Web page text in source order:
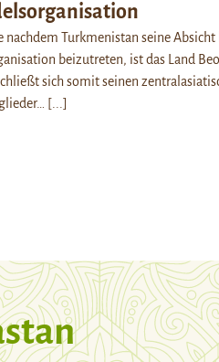
nachdem Turkmenistan seine
beizutreten, ist das Land
sich somit seinen
[...]